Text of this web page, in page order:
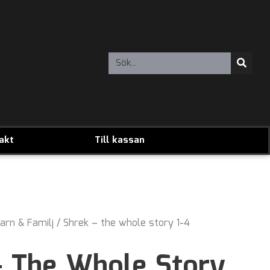
Till kassan
& Familj / Shrek – the whole story 1-4